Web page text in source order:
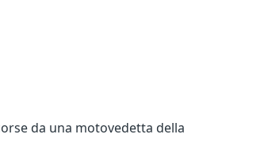
da una motovedetta della